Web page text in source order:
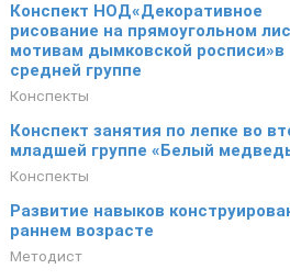
Конспект НОД«Декоративное
рисование на прямоугольном
мотивам дымковской росписи»в
средней группе
Конспекты
Конспект занятия по лепке во
младшей группе «Белый
Конспекты
Развитие навыков
раннем возрасте
Методист